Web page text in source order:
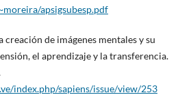
apsigsubesp.pdf
creación de imágenes mentales y su
el aprendizaje y la transferencia.
index.php/sapiens/issue/view/253